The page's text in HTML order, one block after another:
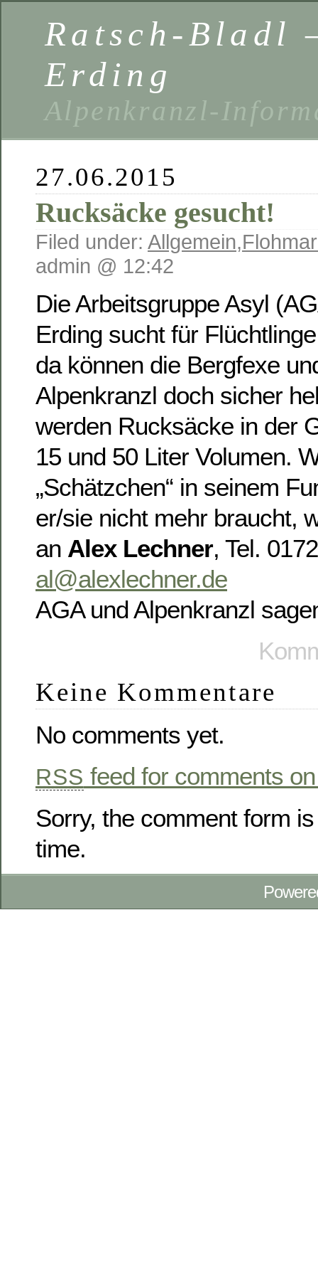
Ratsch-Bladl
Erding
Alpenkranzl-
27.06.2015
Rucksäcke gesucht!
Filed under: Allgemein,
admin @ 12:42
Die Arbeitsgruppe Asyl
Erding sucht für
da können die Bergfexe
Alpenkranzl doch sicher
werden Rucksäcke in der
15 und 50 Liter Volumen.
„Schätzchen“ in seinem
er/sie nicht mehr braucht,
an Alex Lechner, Tel.
al@alexlechner.de
AGA und Alpenkranzl
Keine Kommentare
No comments yet.
RSS feed for comments
Sorry, the comment form
time.